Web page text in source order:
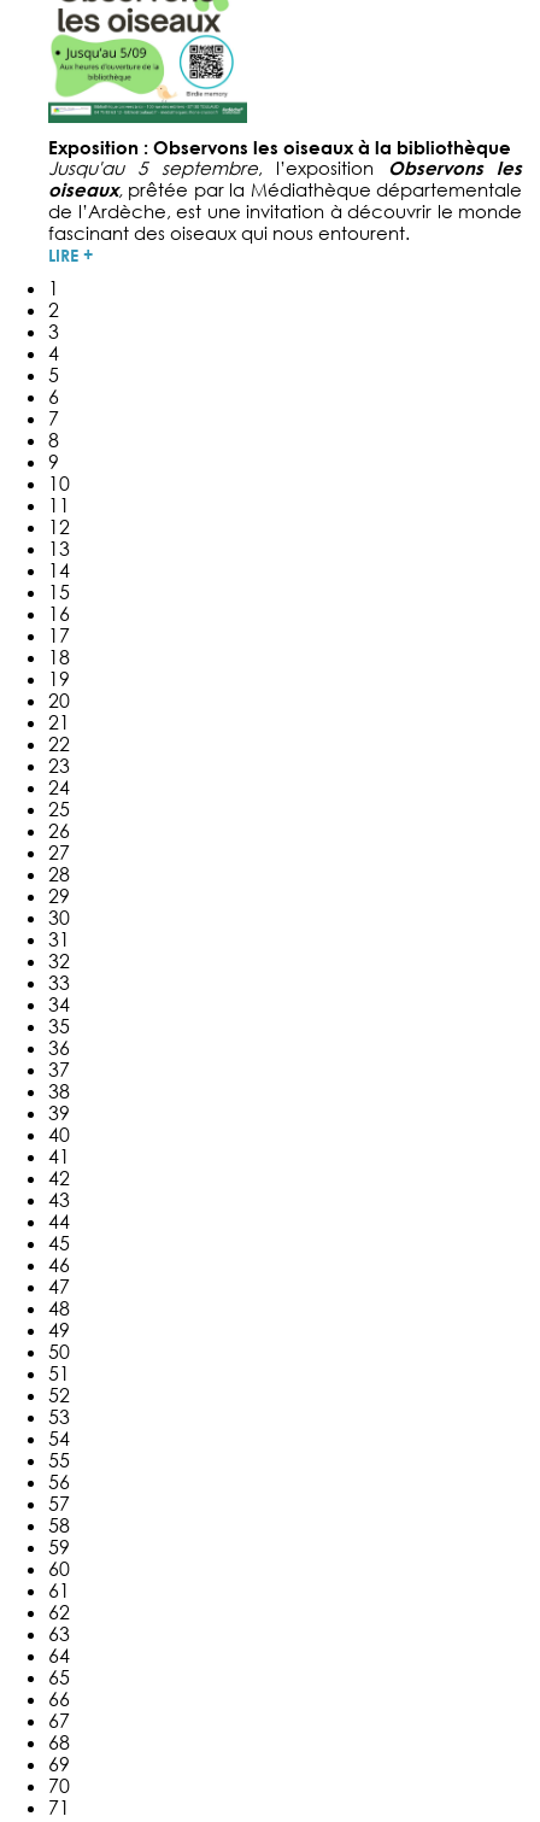
Exposition : Observons les oiseaux à la bibliothèque
Jusqu'au 5 septembre, l’exposition Observons les
oiseaux, prêtée par la Médiathèque départementale
de l’Ardèche, est une invitation à découvrir le monde
fascinant des oiseaux qui nous entourent.
LIRE +
1
2
3
4
5
6
7
8
9
10
11
12
13
14
15
16
17
18
19
20
21
22
23
24
25
26
27
28
29
30
31
32
33
34
35
36
37
38
39
40
41
42
43
44
45
46
47
48
49
50
51
52
53
54
55
56
57
58
59
60
61
62
63
64
65
66
67
68
69
70
71